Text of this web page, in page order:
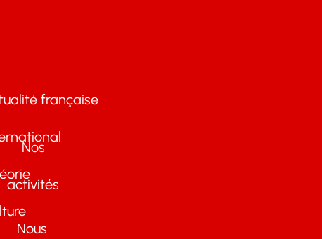
Nos
activités
Nous
française